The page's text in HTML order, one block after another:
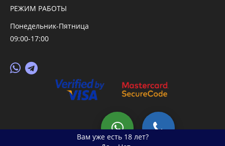
Вам уже есть 18 лет?
РЕЖИМ РАБОТЫ
Понедельник-Пятница
09:00-17:00
© 2026 primegoods.kz